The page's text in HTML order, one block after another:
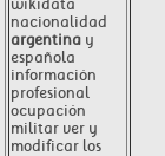
wikidata
nacionalidad
argentina y
española
información
profesional
ocupación
militar ver y
modificar los